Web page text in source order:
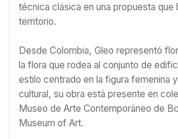
técnica clásica en una propuesta que
territorio.
Desde Colombia, Gleo representó
la flora que rodea al conjunto de
estilo centrado en la figura femenina
cultural, su obra está presente en
Museo de Arte Contemporáneo de
Museum of Art.